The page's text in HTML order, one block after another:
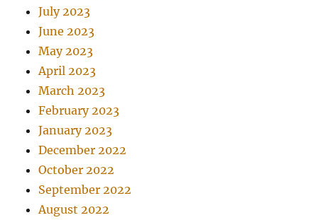
July 2023
June 2023
May 2023
April 2023
March 2023
February 2023
January 2023
December 2022
October 2022
September 2022
August 2022